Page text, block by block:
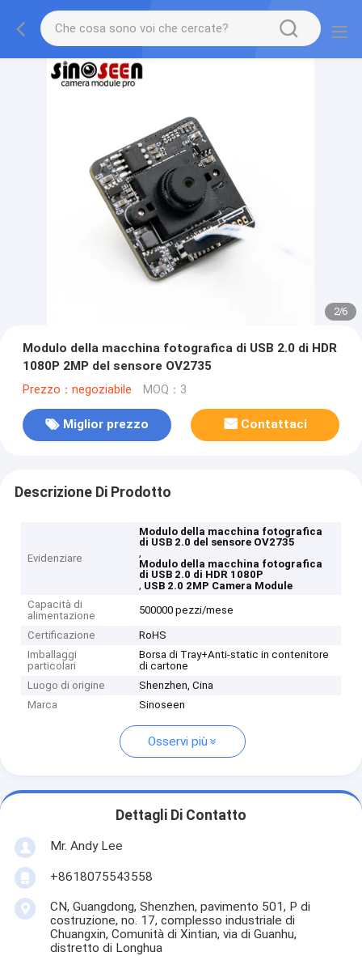
2/6
Modulo della macchina fotografica di USB 2.0 di HDR
1080P 2MP del sensore OV2735
Prezzo：negoziabile MOQ：3
Miglior prezzo Contattaci
Descrizione Di Prodotto
Evidenziare
Modulo della macchina fotografica
di USB 2.0 del sensore OV2735
,
Modulo della macchina fotografica
di USB 2.0 di HDR 1080P
, USB 2.0 2MP Camera Module
Capacità di
alimentazione
500000 pezzi/mese
Certificazione
RoHS
Imballaggi
particolari
Borsa di Tray+Anti-static in contenitore
di cartone
Luogo di origine
Shenzhen, Cina
Marca
Sinoseen
Osservi più
Dettagli Di Contatto
Mr. Andy Lee
+8618075543558
CN, Guangdong, Shenzhen, pavimento 501, P di
costruzione, no. 17, complesso industriale di
Chuangxin, Comunità di Xintian, via di Guanhu,
distretto di Longhua